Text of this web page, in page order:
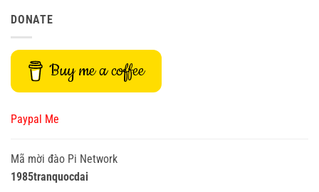
DONATE
Buy me a coffee
Paypal Me
Mã mời đào Pi Network
1985tranquocdai